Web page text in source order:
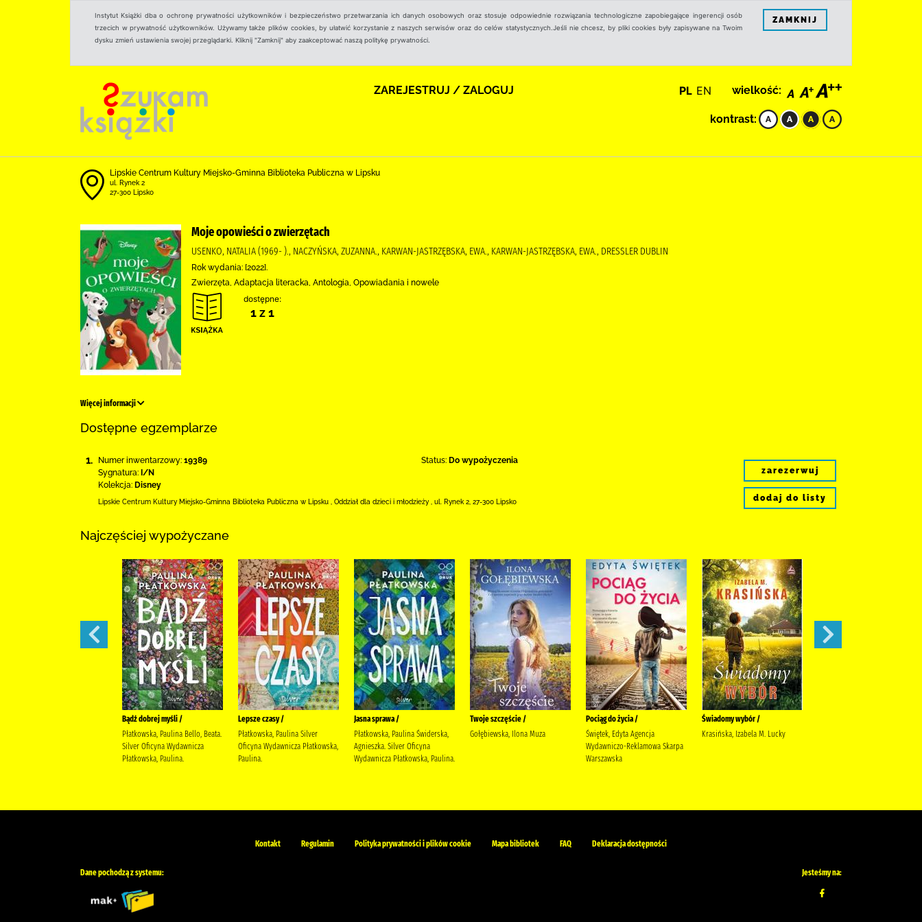
Instytut Książki dba o ochronę prywatności użytkowników i bezpieczeństwo przetwarzania ich danych osobowych oraz stosuje odpowiednie rozwiązania technologiczne zapobiegające ingerencji osób
trzecich w prywatność użytkowników. Używamy także plików cookies, by ułatwić korzystanie z naszych serwisów oraz do celów statystycznych.Jeśli nie chcesz, by pliki cookies były zapisywane na Twoim
dysku zmień ustawienia swojej przeglądarki. Kliknij "Zamknij" aby zaakceptować naszą politykę prywatności.
ZAMKNIJ
ZAREJESTRUJ / ZALOGUJ PL EN wielkość:
kontrast:
Lipskie Centrum Kultury Miejsko-Gminna Biblioteka Publiczna w Lipsku
ul. Rynek 2
27-300 Lipsko
Moje opowieści o zwierzętach
USENKO, NATALIA (1969- )., NACZYŃSKA, ZUZANNA., KARWAN-JASTRZĘBSKA, EWA., KARWAN-JASTRZĘBSKA, EWA., DRESSLER DUBLIN
Rok wydania: [2022].
Zwierzęta, Adaptacja literacka, Antologia, Opowiadania i nowele
dostępne:
1 z 1
Więcej informacji
Dostępne egzemplarze
1. Numer inwentarzowy: 19389
Sygnatura: I/N
Kolekcja: Disney
Status: Do wypożyczenia
Lipskie Centrum Kultury Miejsko-Gminna Biblioteka Publiczna w Lipsku Oddział dla dzieci i młodzieży , ul. Rynek 2 27-300 Lipsko
zarezerwuj
dodaj do listy
Najczęściej wypożyczane
Bądź dobrej myśli /
Płatkowska, Paulina Bello, Beata.
Silver Oficyna Wydawnicza
Płatkowska, Paulina.
Lepsze czasy /
Płatkowska, Paulina Silver
Oficyna Wydawnicza Płatkowska,
Paulina.
Jasna sprawa /
Płatkowska, Paulina Świderska,
Agnieszka. Silver Oficyna
Wydawnicza Płatkowska, Paulina.
Twoje szczęście /
Gołębiewska, Ilona Muza
Pociąg do życia /
Świętek, Edyta Agencja
Wydawniczo-Reklamowa Skarpa
Warszawska
Świadomy wybór /
Krasińska, Izabela M. Lucky
Kontakt Regulamin Polityka prywatności i plików cookie Mapa bibliotek FAQ Deklaracja dostępności
Dane pochodzą z systemu: Jesteśmy na: